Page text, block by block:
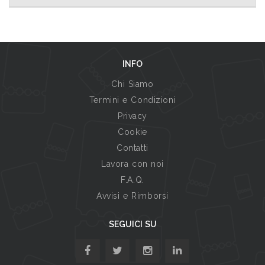
INFO
Chi Siamo
Termini e Condizioni
Privacy
Cookie
Contatti
Lavora con noi
F.A.Q.
Avvisi e Rimborsi
SEGUICI SU